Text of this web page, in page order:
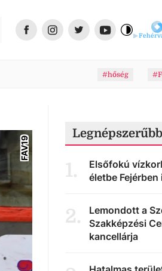
#hőség
FAV19
Legnépszerűbb
1.
Elsőfokú
életbe Fejérben
2.
Lemondott a
Szakképzési
kancellárja